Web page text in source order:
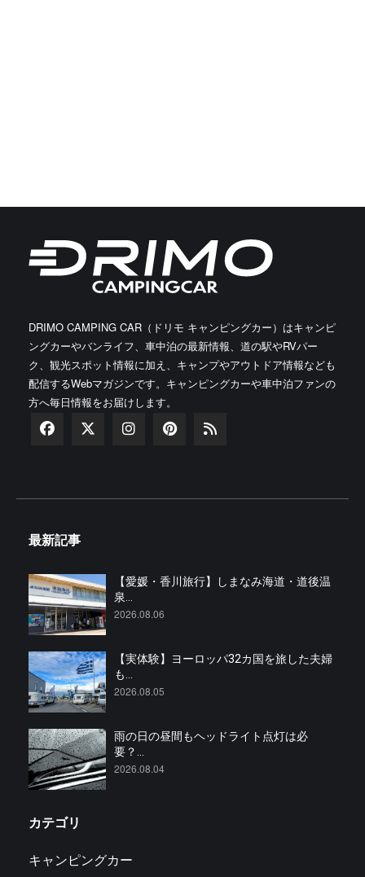
DRIMO CAMPING CAR（ドリモ キャンピングカー）はキャンピ
ングカーやバンライフ、車中泊の最新情報、道の駅やRVパー
ク、観光スポット情報に加え、キャンプやアウトドア情報なども
配信するWebマガジンです。キャンピングカーや車中泊ファンの
方へ毎日情報をお届けします。
最新記事
【愛媛・香川旅行】しまなみ海道・道後温
泉...
2026.08.06
【実体験】ヨーロッパ32カ国を旅した夫婦
も...
2026.08.05
雨の日の昼間もヘッドライト点灯は必
要？...
2026.08.04
カテゴリ
キャンピングカー